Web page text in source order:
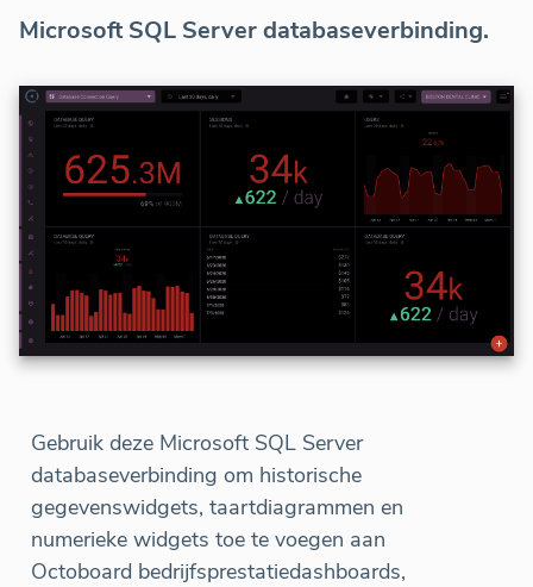
Microsoft SQL Server databaseverbinding.
Gebruik deze Microsoft SQL Server
databaseverbinding om historische
gegevenswidgets, taartdiagrammen en
numerieke widgets toe te voegen aan
Octoboard bedrijfsprestatiedashboards,